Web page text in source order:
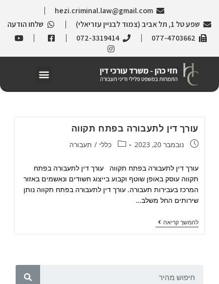
hezi.criminal.law@gmail.com
שפע טל 1, תל אביב (צמוד לבניין עזריאלי)
שלחו הודעה
077-4703662
072-3319414
עורך דין לתעבורה בפתח תקווה
נובמבר 20, 2023 כללי / תעבורה
עורך דין לתעבורה בפתח תקווה עורך דין לתעבורה בפתח
תקווה עוסק באופן שוטף וקבוע בייצוג חשודים ונאשמים באזור
המרכז בעבירות תעבורה. עורך דין לתעבורה בפתח תקווה נותן
שירותים החל משלב…
להמשך קריאה